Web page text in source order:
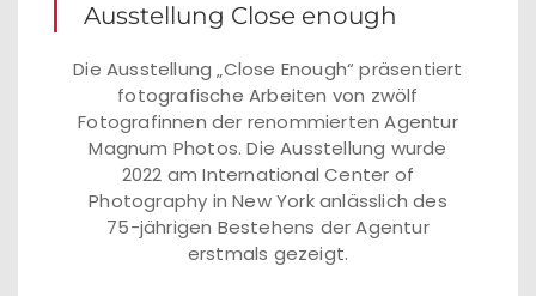
Ausstellung Close enough
Die Ausstellung „Close Enough“ präsentiert
fotografische Arbeiten von zwölf
Fotografinnen der renommierten Agentur
Magnum Photos. Die Ausstellung wurde
2022 am International Center of
Photography in New York anlässlich des
75-jährigen Bestehens der Agentur
erstmals gezeigt.